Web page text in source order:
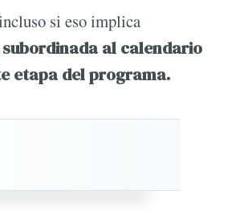
si eso implica
al calendario
etapa del programa.